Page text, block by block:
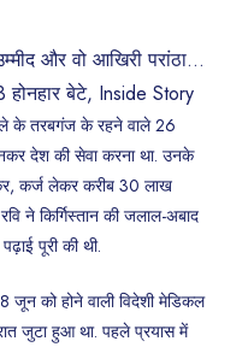
के तरबगंज के रहने वाले 26
देश की सेवा करना था. उनके
कर्ज लेकर करीब 30 लाख
ने किर्गिस्तान की जलाल-अबाद
पूरी की थी.
को होने वाली विदेशी मेडिकल
जुटा हुआ था. पहले प्रयास में